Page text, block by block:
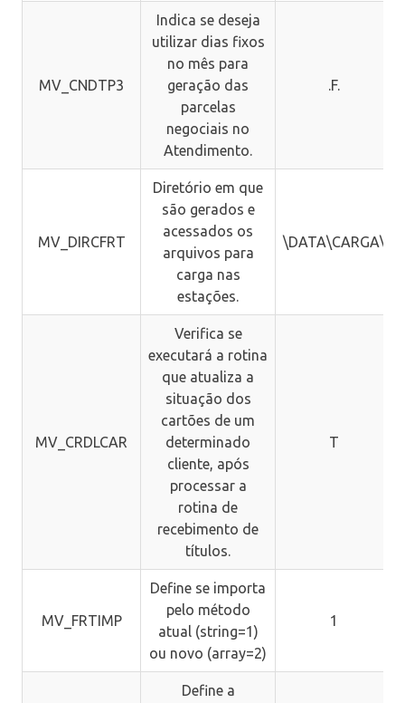
MV_CNDTP3
Indica se deseja
utilizar dias fixos
no mês para
geração das
parcelas
negociais no
Atendimento.
.F.
MV_DIRCFRT
Diretório em que
são gerados e
acessados os
arquivos para
carga nas
estações.
\DATA\CARGA\
MV_CRDLCAR
Verifica se
executará a rotina
que atualiza a
situação dos
cartões de um
determinado
cliente, após
processar a
rotina de
recebimento de
títulos.
T
MV_FRTIMP
Define se importa
pelo método
atual (string=1)
ou novo (array=2)
1
Define a